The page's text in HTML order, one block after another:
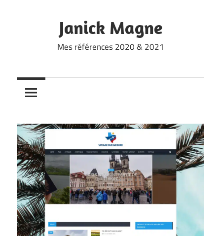
Janick Magne
Mes références 2020 & 2021